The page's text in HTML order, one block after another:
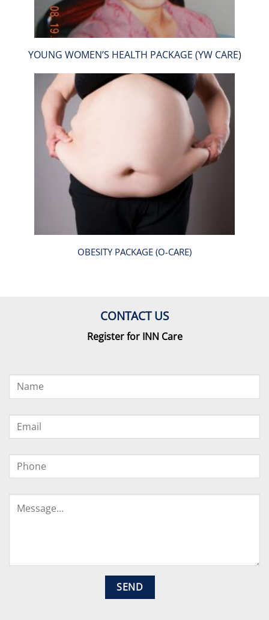
YOUNG WOMEN’S HEALTH PACKAGE (YW CARE)
OBESITY PACKAGE (O-CARE)
CONTACT US
Register for INN Care